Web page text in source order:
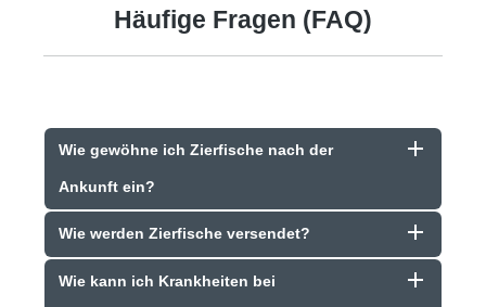
Häufige Fragen (FAQ)
Wie gewöhne ich Zierfische nach der
Ankunft ein?
Wie werden Zierfische versendet?
Wie kann ich Krankheiten bei